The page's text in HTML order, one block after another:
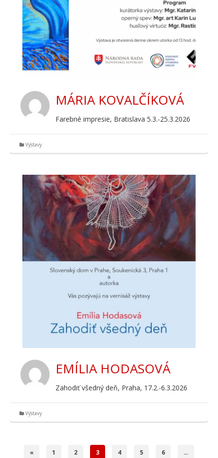
MÁRIA KOVALČÍKOVÁ
Farebné impresie, Bratislava 5.3.-25.3.2026
Výstavy
EMÍLIA HODASOVÁ
Zahodiť všedný deň, Praha, 17.2.-6.3.2026
Výstavy
« 1 2 3 4 5 6 …